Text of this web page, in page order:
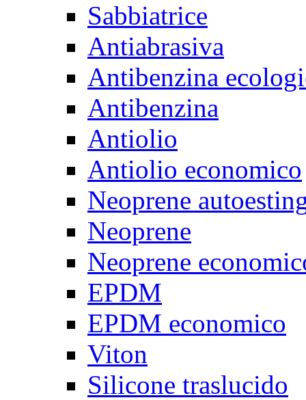
Sabbiatrice
Antiabrasiva
Antibenzina
Antibenzina
Antiolio
Antiolio economico
Neoprene
Neoprene
Neoprene
EPDM
EPDM economico
Viton
Silicone traslucido